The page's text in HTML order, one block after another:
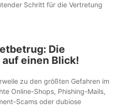
Schritt für die Vertretung
Die
einen Blick!
zu den größten Gefahren im
Online-Shops, Phishing-Mails,
Scams oder dubiose